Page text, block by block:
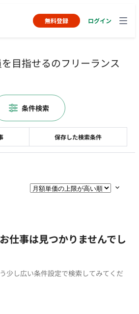
無料登録 ログイン
目指せるのフリーランス
仕事は見つかりませんでし
少し広い条件設定で検索してみてくだ
保存した検索条件
条件検索